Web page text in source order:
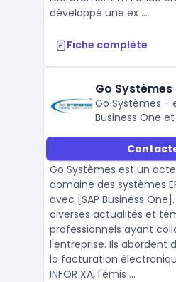
développé une ex ...
Fiche complète
Go Systèmes
Go Systèmes -
Business One et
Go Systèmes est un
domaine des systèmes
avec [SAP Business
diverses actualités et
professionnels ayant
l'entreprise. Ils abordent
la facturation
INFOR XA, l'émis ...